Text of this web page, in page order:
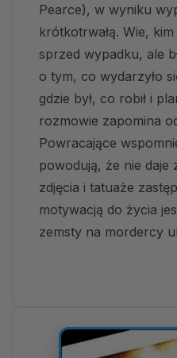
Pearce), w wyniku
krótkotrwałą. Wie,
sprzed wypadku, ale
o tym, co wydarzyło
gdzie był, co robił i
rozmowie zapomina
Powracające
powodują, że nie daje
zdjęcia i tatuaże
motywacją do życia
zemsty na mordercy